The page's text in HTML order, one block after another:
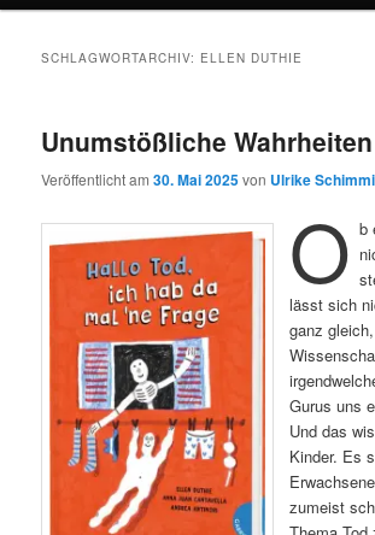
SCHLAGWORTARCHIV: ELLEN DUTHIE
Unumstößliche Wahrheiten
Veröffentlicht am30. Mai 2025von Ulrike
O b
lässt sich
ganz
Gurus uns
Und das
Kinder. Es
zumeist